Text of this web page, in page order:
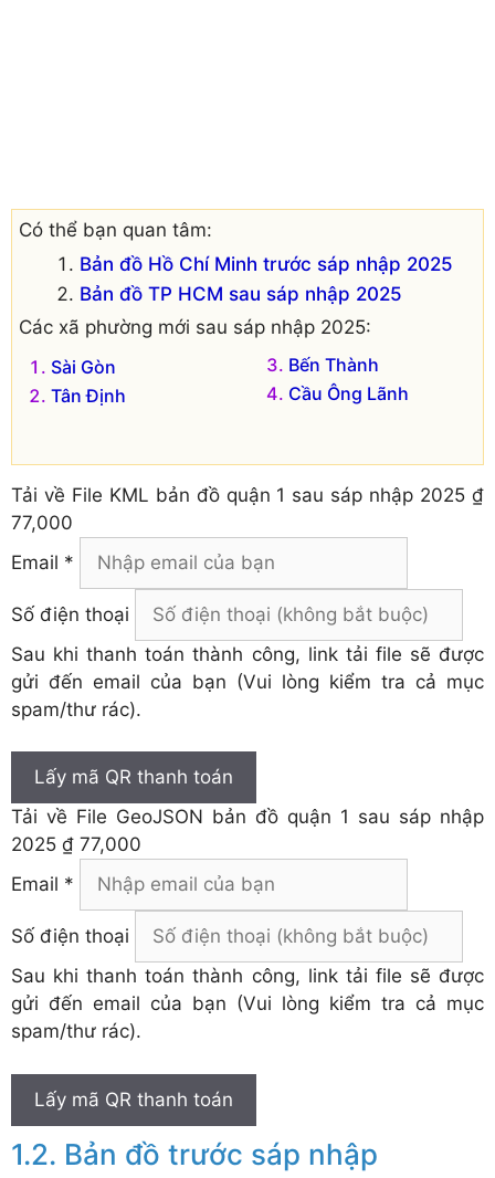
Có thể bạn quan tâm:
Bản đồ Hồ Chí Minh trước sáp nhập 2025
Bản đồ TP HCM sau sáp nhập 2025
Các xã phường mới sau sáp nhập 2025:
Sài Gòn
Tân Định
Bến Thành
Cầu Ông Lãnh
Tải về File KML bản đồ quận 1 sau sáp nhập 2025 ₫
77,000
Email *
Số điện thoại
Sau khi thanh toán thành công, link tải file sẽ được
gửi đến email của bạn (Vui lòng kiểm tra cả mục
spam/thư rác).
Lấy mã QR thanh toán
Tải về File GeoJSON bản đồ quận 1 sau sáp nhập
2025 ₫ 77,000
Email *
Số điện thoại
Sau khi thanh toán thành công, link tải file sẽ được
gửi đến email của bạn (Vui lòng kiểm tra cả mục
spam/thư rác).
Lấy mã QR thanh toán
Bản đồ trước sáp nhập